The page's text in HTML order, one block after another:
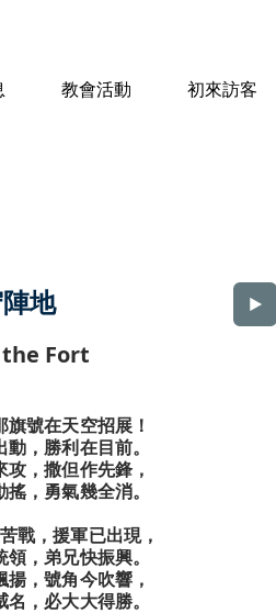
教會活動 初來訪客
陣地
Fort
號在天空招展！
，勝利在目前。
，撒但作先鋒，
，勇氣幾全消。
戰，援軍已出現，
，弟兄快振興。
，號角今吹響，
，必大大得勝。